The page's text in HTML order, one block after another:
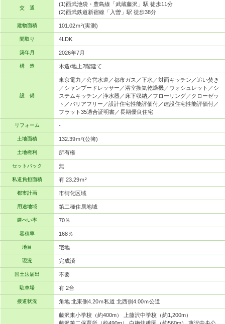
交 通
(1)西武池袋・豊島線「武蔵藤沢」駅 徒歩11分
(2)西武鉄道新宿線「入曽」駅 徒歩38分
建物面積 101.02ｍ²(実測)
間取り 4LDK
築年月 2026年7月
構 造 木造/地上2階建て
設 備
東京電力／公営水道／都市ガス／下水／対面キッチン／追い焚き
／シャンプードレッサー／浴室換気乾燥機／ウォシュレット／シ
ステムキッチン／浄水器／床下収納／フローリング／クローゼッ
ト／バリアフリー／設計住宅性能評価付／建設住宅性能評価付／
フラット35適合証明書／長期優良住宅
リフォーム -
土地面積 132.39ｍ²(公簿)
土地権利 所有権
セットバック 無
私道負担面積 有 23.29ｍ²
都市計画 市街化区域
用途地域 第二種住居地域
建ぺい率 70％
容積率 168％
地目 宅地
現況 完成済
国土法届出 不要
駐車場 有 2台
接道状況 角地 北東側4.20ｍ私道 北西側4.00ｍ公道
藤沢東小学校（約400m） 上藤沢中学校（約1,200m）